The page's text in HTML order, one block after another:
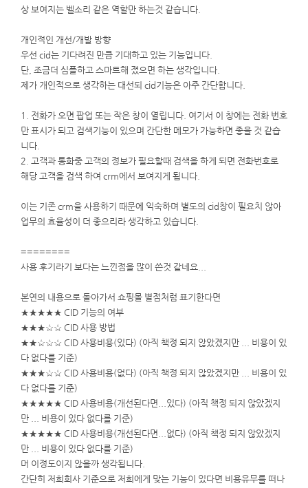
상 보여지는 벨소리 같은 역할만 하는것 같습니다.
개인적인 개선/개발 방향
우선 cid는 기다려진 만큼 기대하고 있는 기능입니다.
단, 조금더 심플하고 스마트해 졌으면 하는 생각입니다.
제가 개인적으로 생각하는 대선되 cid기능은 아주 간단합니다.
1. 전화가 오면 팝업 또는 작은 창이 열립니다. 여기서 이 창에는 전화 번호
만 표시가 되고 검색기능이 있으며 간단한 메모가 가능하면 좋을 것 같습
니다.
2. 고객과 통화중 고객의 정보가 필요할때 검색을 하게 되면 전화번호로
해당 고객을 검색 하여 crm에서 보여지게 됩니다.
이는 기존 crm을 사용하기 때문에 익숙하며 별도의 cid창이 필요치 않아
업무의 효율성이 더 좋으리라 생각하고 있습니다.
========
사용 후기라기 보다는 느낀점을 많이 쓴것 같네요...
본연의 내용으로 돌아가서 쇼핑몰 별점처럼 표기한다면
★★★★★ CID 기능의 여부
★★★☆☆ CID 사용 방법
★★☆☆☆ CID 사용비용(있다) (아직 책정 되지 않았겠지만 ... 비용이 있
다 없다를 기준)
★★★☆☆ CID 사용비용(없다) (아직 책정 되지 않았겠지만 ... 비용이 있
다 없다를 기준)
★★★★★ CID 사용비용(개선된다면...있다) (아직 책정 되지 않았겠지
만 ... 비용이 있다 없다를 기준)
★★★★★ CID 사용비용(개선된다면...없다) (아직 책정 되지 않았겠지
만 ... 비용이 있다 없다를 기준)
머 이정도이지 않을까 생각됩니다.
간단히 저희회사 기준으로 저희에게 맞는 기능이 있다면 비용유무를 떠나